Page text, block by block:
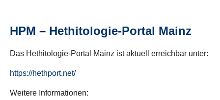
HPM – Hethitologie-Portal Mainz
Das Hethitologie-Portal Mainz ist aktuell erreichbar unter:
https://hethport.net/
Weitere Informationen: